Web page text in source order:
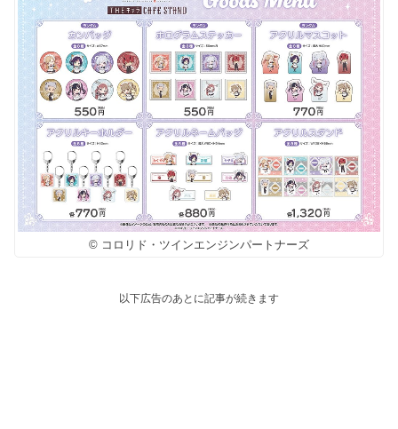
© コロリド・ツインエンジンパートナーズ
以下広告のあとに記事が続きます